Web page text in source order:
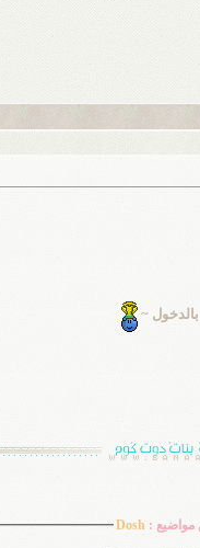
مواضيع : Dosh